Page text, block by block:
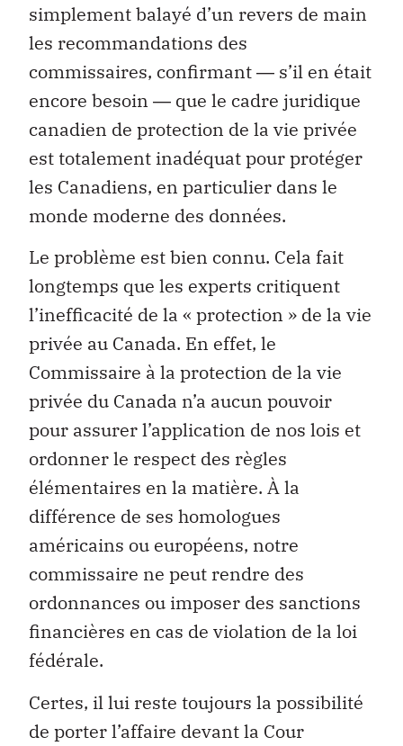
simplement balayé d’un revers de main
les recommandations des
commissaires, confirmant ― s’il en était
encore besoin ― que le cadre juridique
canadien de protection de la vie privée
est totalement inadéquat pour protéger
les Canadiens, en particulier dans le
monde moderne des données.
Le problème est bien connu. Cela fait
longtemps que les experts critiquent
l’inefficacité de la « protection » de la vie
privée au Canada. En effet, le
Commissaire à la protection de la vie
privée du Canada n’a aucun pouvoir
pour assurer l’application de nos lois et
ordonner le respect des règles
élémentaires en la matière. À la
différence de ses homologues
américains ou européens, notre
commissaire ne peut rendre des
ordonnances ou imposer des sanctions
financières en cas de violation de la loi
fédérale.
Certes, il lui reste toujours la possibilité
de porter l’affaire devant la Cour